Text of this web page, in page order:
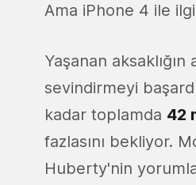
Ama iPhone 4 ile
Yaşanan
sevindirmeyi
kadar toplamda 42
fazlasını bekliyor.
Huberty'nin